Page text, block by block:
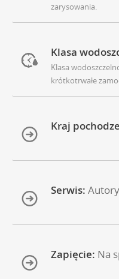
zarysowania.
Klasa
Klasa
krótkotrwałe
Kraj
Serwis:
Zapięcie: Na